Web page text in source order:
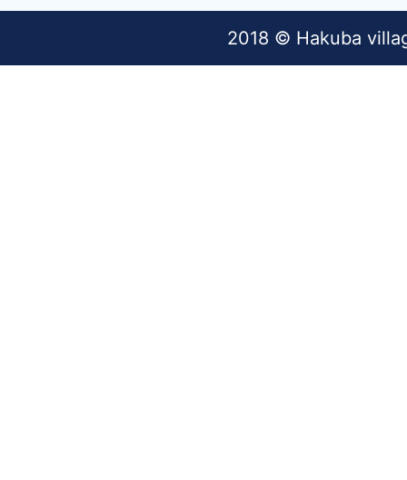
2018 © Hakuba